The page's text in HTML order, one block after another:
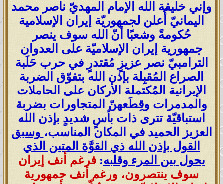
وإني خليفة الله الإمام المهديّ ناصر محمد
اليمانيّ أُعلن لجمهوريّة إيران الإسلامية
حُكومةً وشعبًا أنّ الله سوف ينصر
جمهورية إيران الإسلاميّة على العدوان
الترامبيّ نصر عزيزٍ مُقتدرٍ في حرب حَلَبة
الصراع المُقبِلة بإذن الله بتفوّق الضربة
الإيرانية المُكتملة الأركان على الحاملات
والمدمرات وقِطَعهنّ المتجاورات بضربة
استباقيّة تترى ذات بأسٍ شديدٍ بإذن الله
العزيز الحميد في المكان المناسب، وسبق
القول بإذن الله ذي القوَّة المتين الذي
يحول بين المرء وقلبه: فرغم أنف إيران
سوف ينتصرون، ورغم أنف جمهورية